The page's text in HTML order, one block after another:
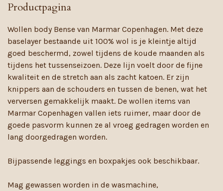
Productpagina
Wollen body Bense van Marmar Copenhagen. Met deze
baselayer bestaande uit 100% wol is je kleintje altijd
goed beschermd, zowel tijdens de koude maanden als
tijdens het tussenseizoen. Deze lijn voelt door de fijne
kwaliteit en de stretch aan als zacht katoen. Er zijn
knippers aan de schouders en tussen de benen, wat het
verversen gemakkelijk maakt. De wollen items van
Marmar Copenhagen vallen iets ruimer, maar door de
goede pasvorm kunnen ze al vroeg gedragen worden en
lang doorgedragen worden.
Bijpassende leggings en boxpakjes ook beschikbaar.
Mag gewassen worden in de wasmachine,